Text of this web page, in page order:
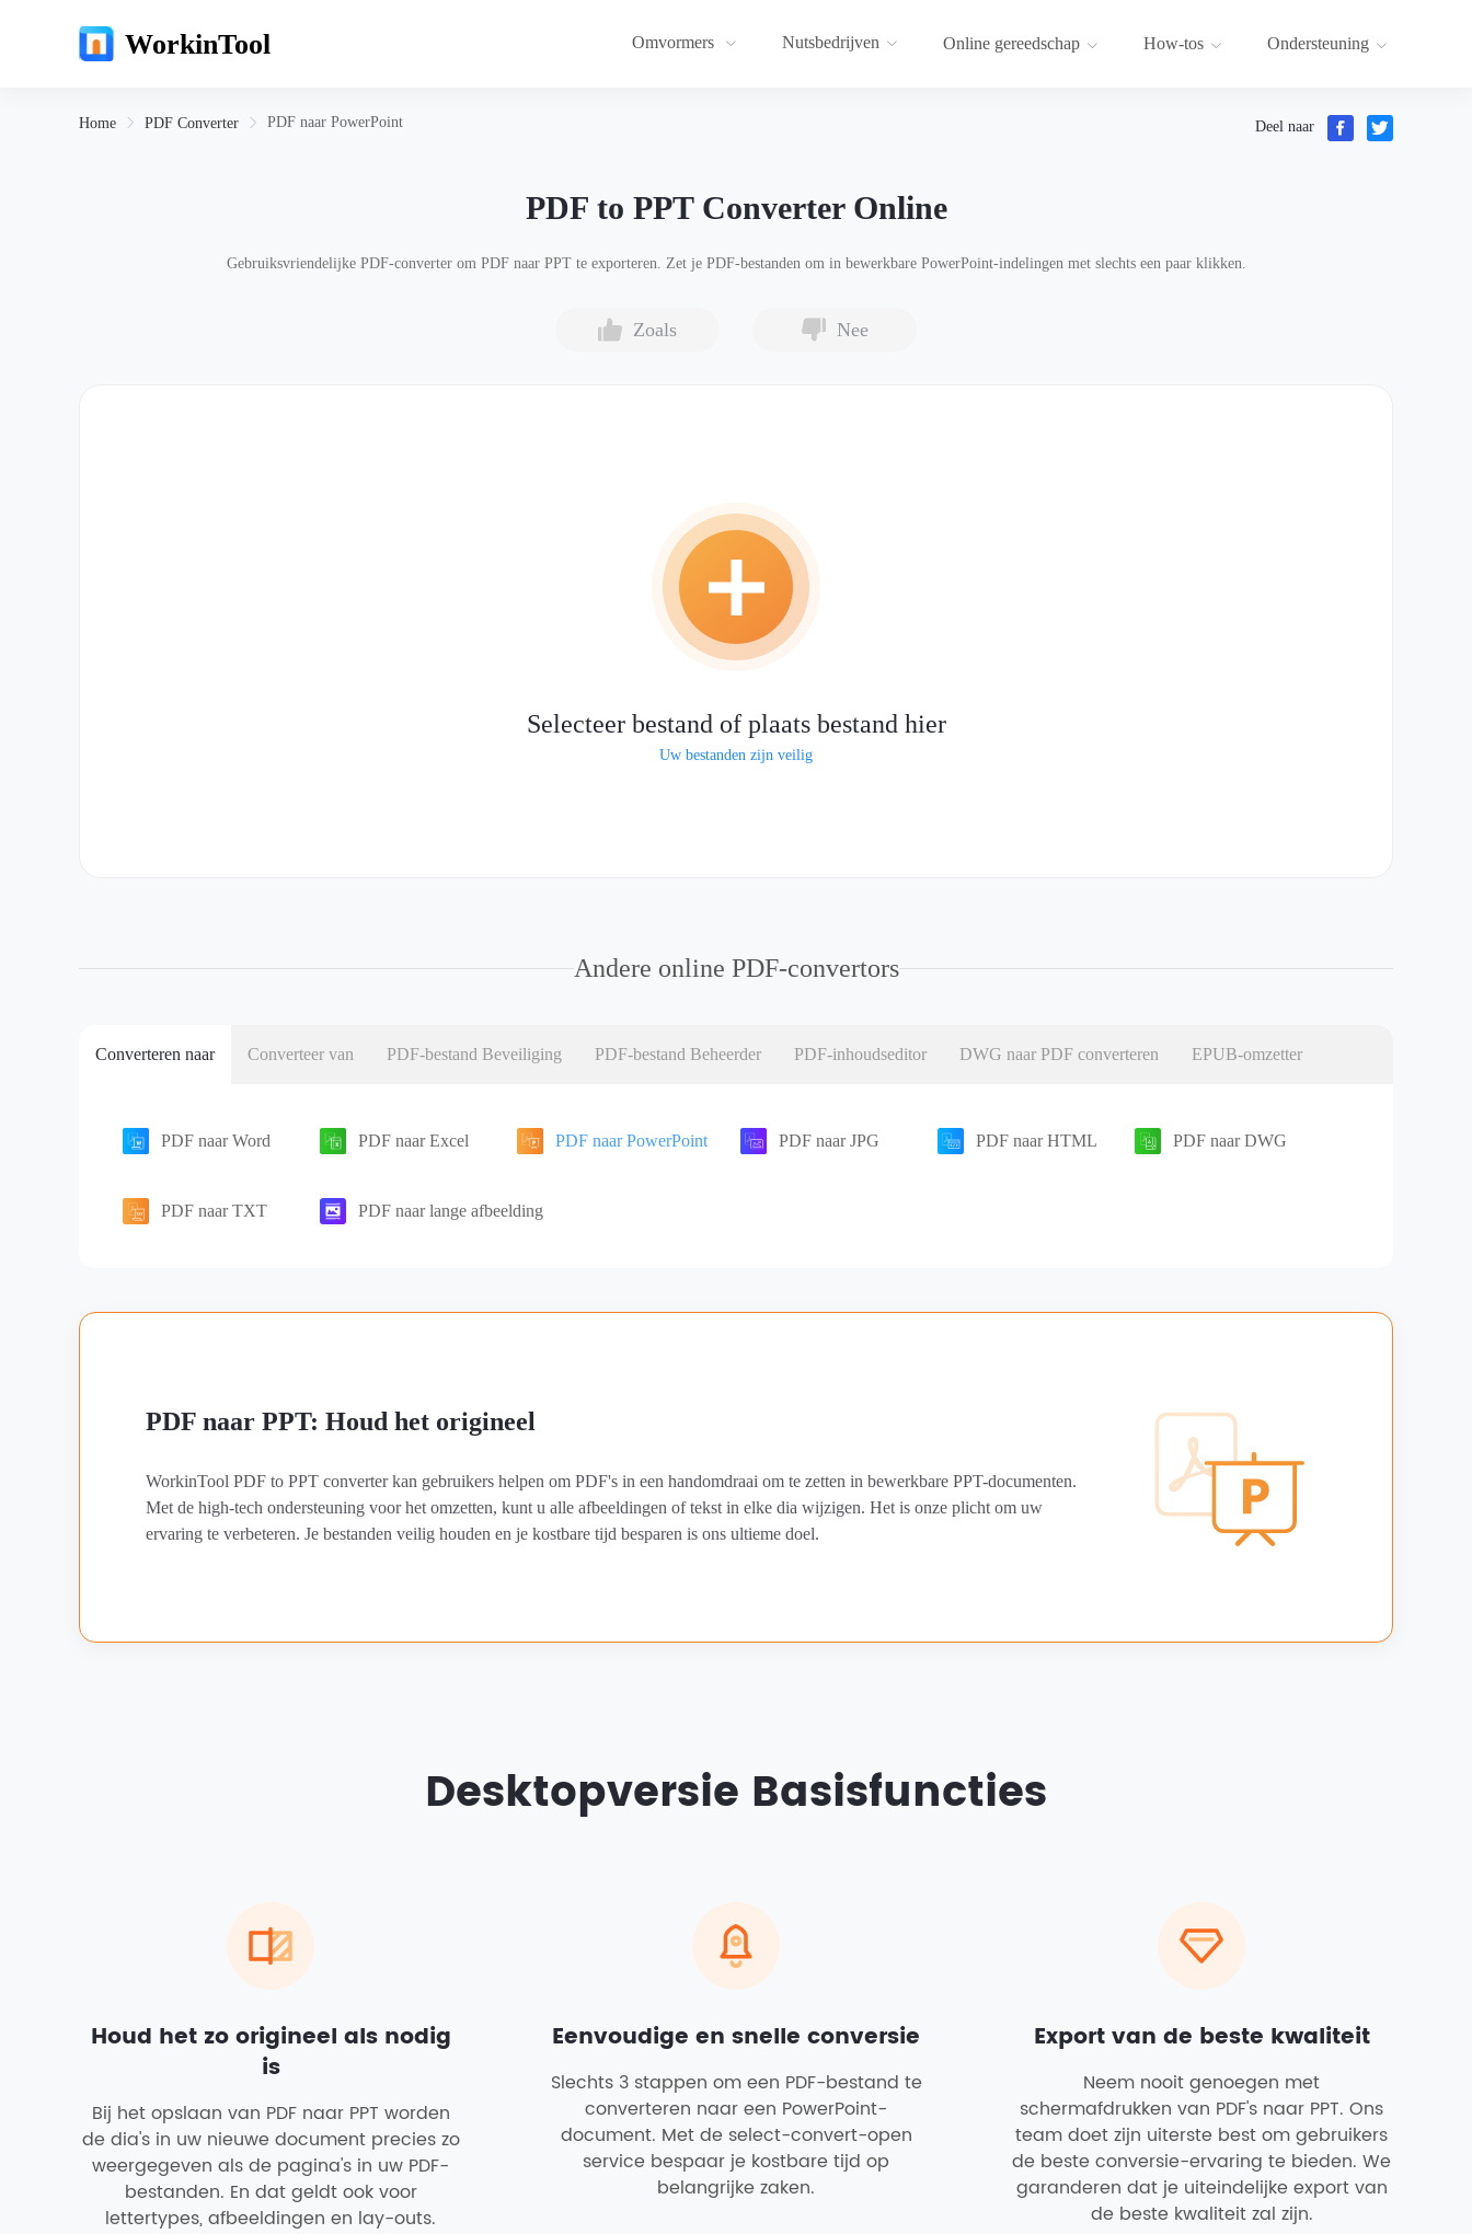
WorkinTool Omvormers Nutsbedrijven Online gereedschap How-tos Ondersteuning
Home PDF Converter PDF naar PowerPoint Deel naar
PDF to PPT Converter Online
Gebruiksvriendelijke PDF-converter om PDF naar PPT te exporteren. Zet je PDF-bestanden om in bewerkbare PowerPoint-indelingen met slechts een paar klikken.
Zoals Nee
Selecteer bestand of plaats bestand hier
Uw bestanden zijn veilig
Andere online PDF-convertors
Converteren naar Converteer van PDF-bestand Beveiliging PDF-bestand Beheerder PDF-inhoudseditor DWG naar PDF converteren EPUB-omzetter
PDF naar Word PDF naar Excel PDF naar PowerPoint PDF naar JPG PDF naar HTML PDF naar DWG
PDF naar TXT PDF naar lange afbeelding
PDF naar PPT: Houd het origineel
WorkinTool PDF to PPT converter kan gebruikers helpen om PDF's in een handomdraai om te zetten in bewerkbare PPT-documenten.
Met de high-tech ondersteuning voor het omzetten, kunt u alle afbeeldingen of tekst in elke dia wijzigen. Het is onze plicht om uw
ervaring te verbeteren. Je bestanden veilig houden en je kostbare tijd besparen is ons ultieme doel.
Desktopversie Basisfuncties
Houd het zo origineel als nodig
is
Bij het opslaan van PDF naar PPT worden
de dia's in uw nieuwe document precies zo
weergegeven als de pagina's in uw PDF-
bestanden. En dat geldt ook voor
lettertypes, afbeeldingen en lay-outs.
Eenvoudige en snelle conversie
Slechts 3 stappen om een PDF-bestand te
converteren naar een PowerPoint-
document. Met de select-convert-open
service bespaar je kostbare tijd op
belangrijke zaken.
Export van de beste kwaliteit
Neem nooit genoegen met
schermafdrukken van PDF's naar PPT. Ons
team doet zijn uiterste best om gebruikers
de beste conversie-ervaring te bieden. We
garanderen dat je uiteindelijke export van
de beste kwaliteit zal zijn.